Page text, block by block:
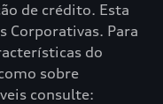
de crédito. Esta
Corporativas. Para
do
sobre
consulte: